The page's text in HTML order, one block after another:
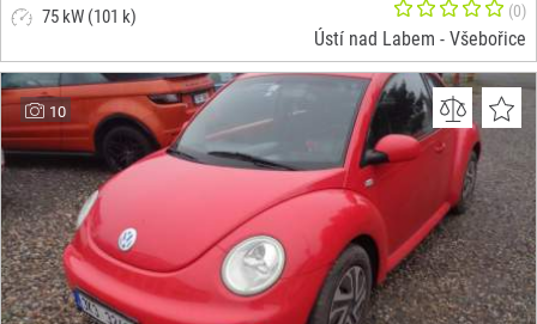
75 kW (101 k)
(0)
Ústí nad Labem - Všebořice
10